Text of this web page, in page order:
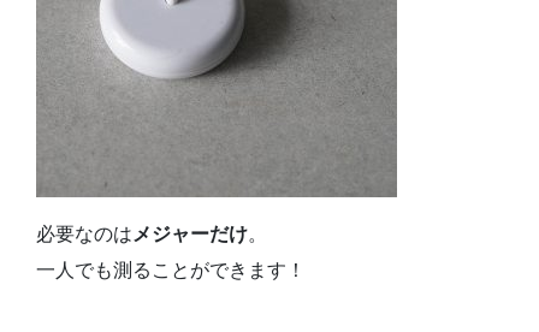
必要なのは メジャーだけ。
一人でも測ることができます！